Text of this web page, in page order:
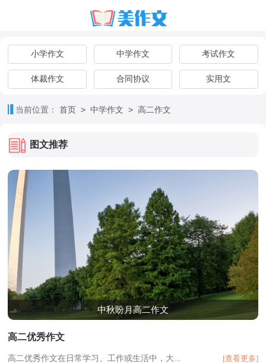
小学作文 中学作文 考试作文
体裁作文 合同协议 实用文
当前位置： 首页 > 中学作文 > 高二作文
图文推荐
中秋盼月高二作文
高二优秀作文
高二优秀作文在日常学习、工作或生活中，大... [查看更多]